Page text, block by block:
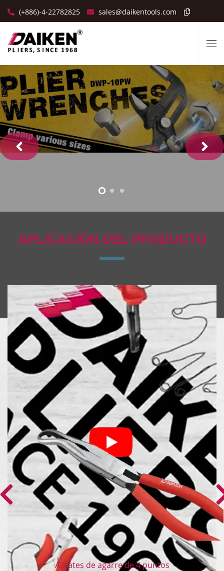
(+886)-4-22782825 sales@daikentools.com
 
Producto caliente
Alicates de agarre de 4 puntos
APLICACIÓN DEL PRODUCTO